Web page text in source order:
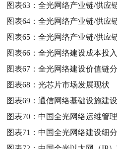
图表63：全光网络产业链/供应
图表64：全光网络产业链/供应
图表65：全光网络产业链/供应
图表66：全光网络建设成本投
图表67：全光网络建设价值链
图表68：光芯片市场发展现状
图表69：通信网络基础设施建
图表70：中国全光网络运维管
图表71：中国全光网络建设细